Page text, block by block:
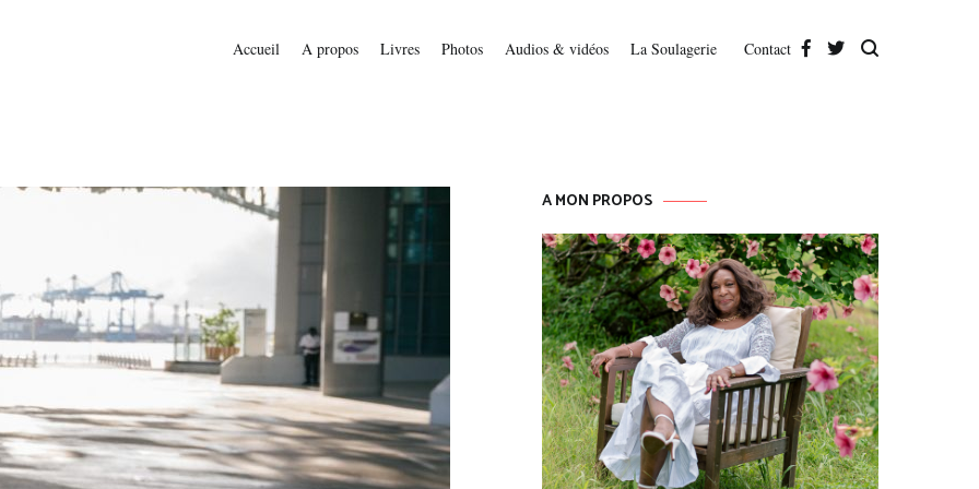
Accueil A propos Livres Photos Audios & vidéos La Soulagerie Contact
A MON PROPOS